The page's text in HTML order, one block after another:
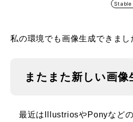
私の環境でも画像生成できまし
またまた新しい画像
最近はIllustriosやPonyなど